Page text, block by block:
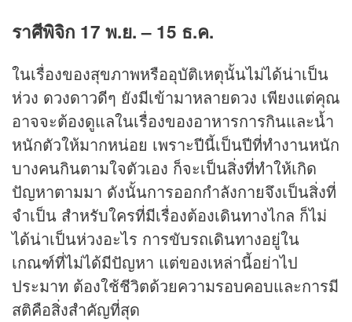
ราศีพิจิก 17 พ.ย. – 15 ธ.ค.
ในเรื่องของสุขภาพหรืออุบัติเหตุนั้นไม่ได้น่าเป็น
ห่วง ดวงดาวดีๆ ยังมีเข้ามาหลายดวง เพียงแต่คุณ
อาจจะต้องดูแลในเรื่องของอาหารการกินและน้ำ
หนักตัวให้มากหน่อย เพราะปีนี้เป็นปีที่ทำงานหนัก
บางคนกินตามใจตัวเอง ก็จะเป็นสิ่งที่ทำให้เกิด
ปัญหาตามมา ดังนั้นการออกกำลังกายจึงเป็นสิ่งที่
จำเป็น สำหรับใครที่มีเรื่องต้องเดินทางไกล ก็ไม่
ได้น่าเป็นห่วงอะไร การขับรถเดินทางอยู่ใน
เกณฑ์ที่ไม่ได้มีปัญหา แต่ของเหล่านี้อย่าไป
ประมาท ต้องใช้ชีวิตด้วยความรอบคอบและการมี
สติคือสิ่งสำคัญที่สุด